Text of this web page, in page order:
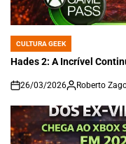
POSTED
IN
CULTURA GEEK
Hades 2: A Incrível
on
26/03/2026 Roberto